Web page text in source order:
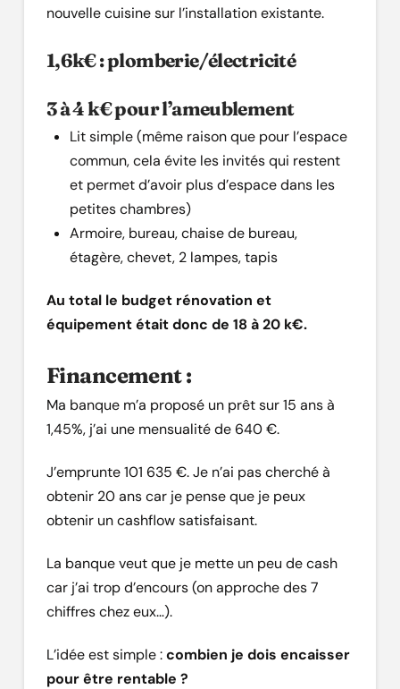
nouvelle cuisine sur l’installation existante.
1,6k€ : plomberie/électricité
3 à 4 k€ pour l’ameublement
Lit simple (même raison que pour l’espace
commun, cela évite les invités qui restent
et permet d’avoir plus d’espace dans les
petites chambres)
Armoire, bureau, chaise de bureau,
étagère, chevet, 2 lampes, tapis
Au total le budget rénovation et
équipement était donc de 18 à 20 k€.
Financement :
Ma banque m’a proposé un prêt sur 15 ans à
1,45%, j’ai une mensualité de 640 €.
J’emprunte 101 635 €. Je n’ai pas cherché à
obtenir 20 ans car je pense que je peux
obtenir un cashflow satisfaisant.
La banque veut que je mette un peu de cash
car j’ai trop d’encours (on approche des 7
chiffres chez eux…).
L’idée est simple :combien je dois encaisser
pour être rentable ?